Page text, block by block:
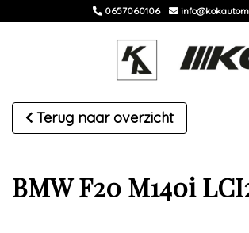
0657060106
Terug naar overzicht
BMW F20 M140i